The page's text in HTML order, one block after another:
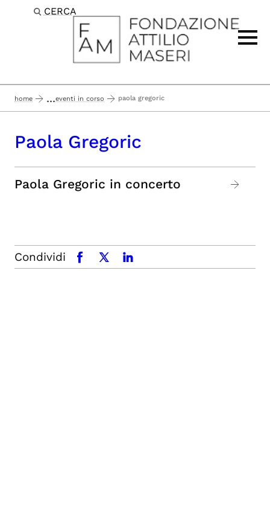
Passa al contenuto principale
CERCA
home ...eventi in corso paola gregoric
Paola Gregoric
Paola Gregoric in concerto
Condividi facebookx.comlinkedin